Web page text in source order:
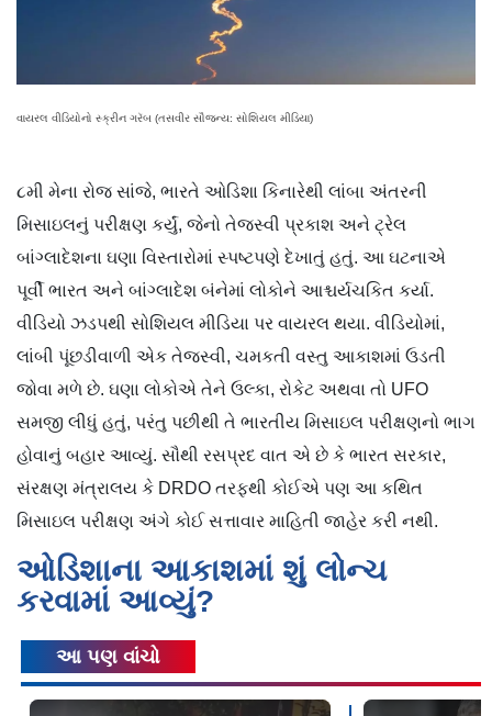
વાયરલ વીડિયોનો સ્ક્રીન ગરૅબ (તસવીર સૌજન્ય: સોશિયલ મીડિયા)
૮મી મેના રોજ સાંજે, ભારતે ઓડિશા કિનારેથી લાંબા અંતરની
મિસાઇલનું પરીક્ષણ કર્યું, જેનો તેજસ્વી પ્રકાશ અને ટ્રેલ
બાંગ્લાદેશના ઘણા વિસ્તારોમાં સ્પષ્ટપણે દેખાતું હતું. આ ઘટનાએ
પૂર્વી ભારત અને બાંગ્લાદેશ બંનેમાં લોકોને આશ્ચર્યચકિત કર્યા.
વીડિયો ઝડપથી સોશિયલ મીડિયા પર વાયરલ થયા. વીડિયોમાં,
લાંબી પૂંછડીવાળી એક તેજસ્વી, ચમકતી વસ્તુ આકાશમાં ઉડતી
જોવા મળે છે. ઘણા લોકોએ તેને ઉલ્કા, રોકેટ અથવા તો UFO
સમજી લીધું હતું, પરંતુ પછીથી તે ભારતીય મિસાઇલ પરીક્ષણનો ભાગ
હોવાનું બહાર આવ્યું. સૌથી રસપ્રદ વાત એ છે કે ભારત સરકાર,
સંરક્ષણ મંત્રાલય કે DRDO તરફથી કોઈએ પણ આ કથિત
મિસાઇલ પરીક્ષણ અંગે કોઈ સત્તાવાર માહિતી જાહેર કરી નથી.
ઓડિશાના આકાશમાં શું લોન્ચ
કરવામાં આવ્યું?
આ પણ વાંચો